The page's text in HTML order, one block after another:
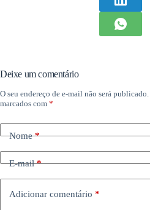
Deixe um comentário
O seu endereço de e-mail não será publicado.
marcados com *
Nome*
E-mail*
Adicionar comentário *